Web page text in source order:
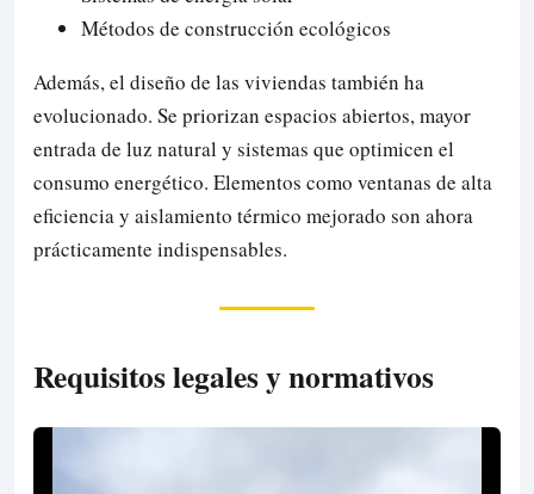
Métodos de construcción ecológicos
Además, el diseño de las viviendas también ha
evolucionado. Se priorizan espacios abiertos, mayor
entrada de luz natural y sistemas que optimicen el
consumo energético. Elementos como ventanas de alta
eficiencia y aislamiento térmico mejorado son ahora
prácticamente indispensables.
Requisitos legales y normativos